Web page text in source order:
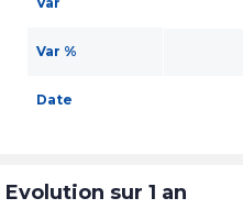
Var %
Date
Evolution sur 1 an